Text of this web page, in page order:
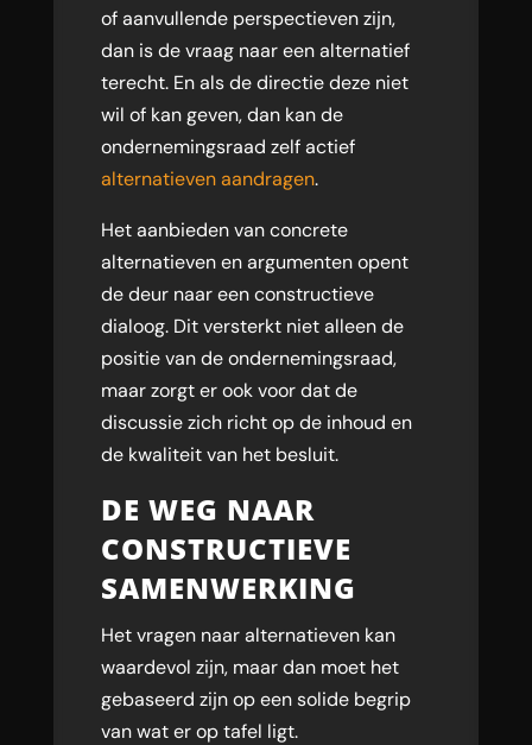
of aanvullende perspectieven zijn,
dan is de vraag naar een alternatief
terecht. En als de directie deze niet
wil of kan geven, dan kan de
ondernemingsraad zelf actief
alternatieven aandragen.
Het aanbieden van concrete
alternatieven en argumenten opent
de deur naar een constructieve
dialoog. Dit versterkt niet alleen de
positie van de ondernemingsraad,
maar zorgt er ook voor dat de
discussie zich richt op de inhoud en
de kwaliteit van het besluit.
DE WEG NAAR
CONSTRUCTIEVE
SAMENWERKING
Het vragen naar alternatieven kan
waardevol zijn, maar dan moet het
gebaseerd zijn op een solide begrip
van wat er op tafel ligt.